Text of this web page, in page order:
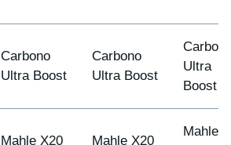
Carbono
Ultra Boost
Carbono
Ultra Boost
Ultra
Boost
Mahle X20 Mahle X20
Mahle